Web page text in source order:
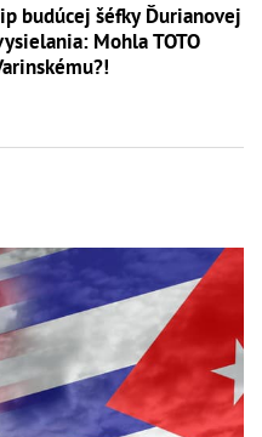
budúcej šéfky Ďurianovej
Mohla TOTO